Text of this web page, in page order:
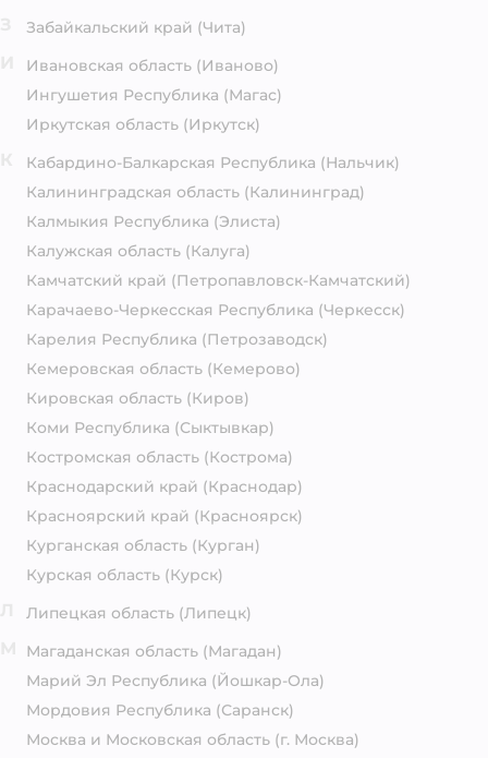
Забайкальский край (Чита)
Ивановская область (Иваново)
Ингушетия Республика (Магас)
Иркутская область (Иркутск)
Кабардино-Балкарская Республика (Нальчик)
Калининградская область (Калининград)
Калмыкия Республика (Элиста)
Калужская область (Калуга)
Камчатский край (Петропавловск-Камчатский)
Карачаево-Черкесская Республика (Черкесск)
Карелия Республика (Петрозаводск)
Кемеровская область (Кемерово)
Кировская область (Киров)
Коми Республика (Сыктывкар)
Костромская область (Кострома)
Краснодарский край (Краснодар)
Красноярский край (Красноярск)
Курганская область (Курган)
Курская область (Курск)
Липецкая область (Липецк)
Магаданская область (Магадан)
Марий Эл Республика (Йошкар-Ола)
Мордовия Республика (Саранск)
Москва и Московская область (г. Москва)